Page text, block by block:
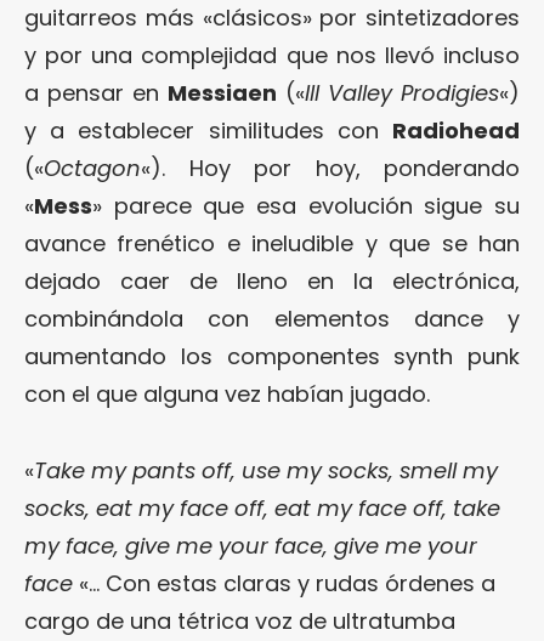
guitarreos más «clásicos» por sintetizadores
y por una complejidad que nos llevó incluso
a pensar en Messiaen («III Valley Prodigies«)
y a establecer similitudes con Radiohead
(«Octagon«). Hoy por hoy, ponderando
«Mess» parece que esa evolución sigue su
avance frenético e ineludible y que se han
dejado caer de lleno en la electrónica,
combinándola con elementos dance y
aumentando los componentes synth punk
con el que alguna vez habían jugado.
«Take my pants off, use my socks, smell my
socks, eat my face off, eat my face off, take
my face, give me your face, give me your
face «… Con estas claras y rudas órdenes a
cargo de una tétrica voz de ultratumba